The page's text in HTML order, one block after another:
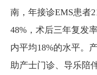
南，年接诊EMS患者
48%，术后三年复发
内平均18%的水平。
助产士门诊、导乐陪